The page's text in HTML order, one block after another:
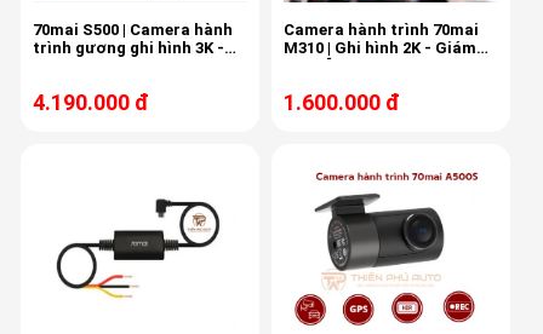
70mai S500 | Camera hành
trình gương ghi hình 3K -
4.190.000 đ
Camera hành trình 70mai
M310 | Ghi hình 2K - Giám
1.600.000 đ